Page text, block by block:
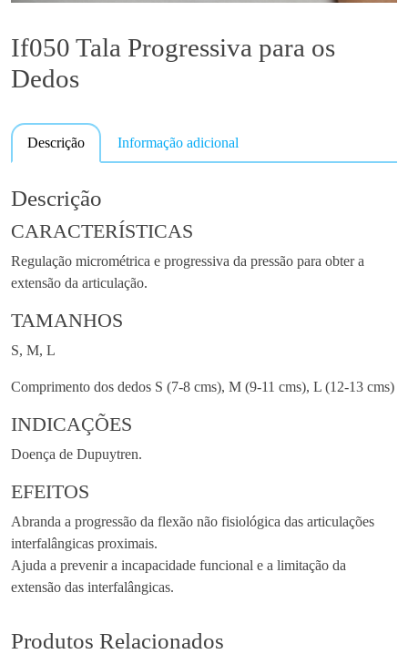
If050 Tala Progressiva para os
Dedos
Descrição Informação adicional
Descrição
CARACTERÍSTICAS
Regulação micrométrica e progressiva da pressão para obter a
extensão da articulação.
TAMANHOS
S, M, L
Comprimento dos dedos S (7-8 cms), M (9-11 cms), L (12-13 cms)
INDICAÇÕES
Doença de Dupuytren.
EFEITOS
Abranda a progressão da flexão não fisiológica das articulações
interfalângicas proximais.
Ajuda a prevenir a incapacidade funcional e a limitação da
extensão das interfalângicas.
Produtos Relacionados